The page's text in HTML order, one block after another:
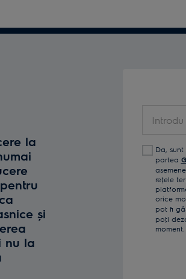
la
și
nu la
Da,
partea
reţele
orice
pot fi
poţi
moment.